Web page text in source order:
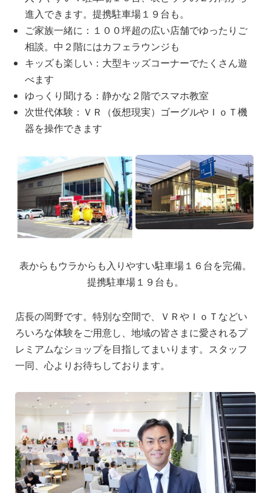
進入できます。提携駐車場１９台も。
ご家族一緒に：１００坪超の広い店舗でゆったりご
相談。中２階にはカフェラウンジも
キッズも楽しい：大型キッズコーナーでたくさん遊
べます
ゆっくり聞ける：静かな２階でスマホ教室
次世代体験：ＶＲ（仮想現実）ゴーグルやＩｏＴ機
器を操作できます
表からもウラからも入りやすい駐車場１６台を完備。
提携駐車場１９台も。
店長の岡野です。特別な空間で、ＶＲやＩｏＴなどい
ろいろな体験をご用意し、地域の皆さまに愛されるプ
レミアムなショップを目指してまいります。スタッフ
一同、心よりお待ちしております。